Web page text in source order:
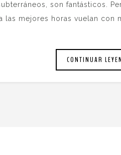
son fantásticos.
mejores horas vuelan
CONTINUAR